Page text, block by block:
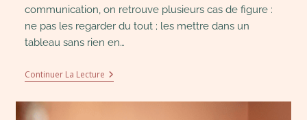
communication, on retrouve plusieurs cas de figure :
ne pas les regarder du tout ; les mettre dans un
tableau sans rien en…
Continuer La Lecture